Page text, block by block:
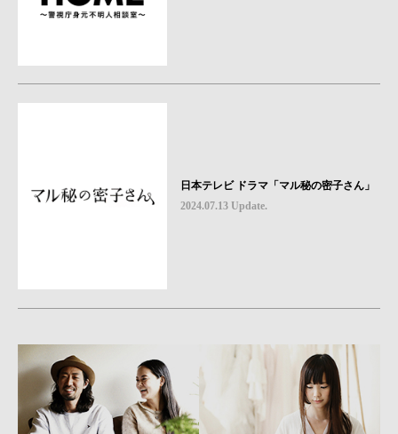
日本テレビ ドラマ「マル秘の密子さん」
2024.07.13 Update.